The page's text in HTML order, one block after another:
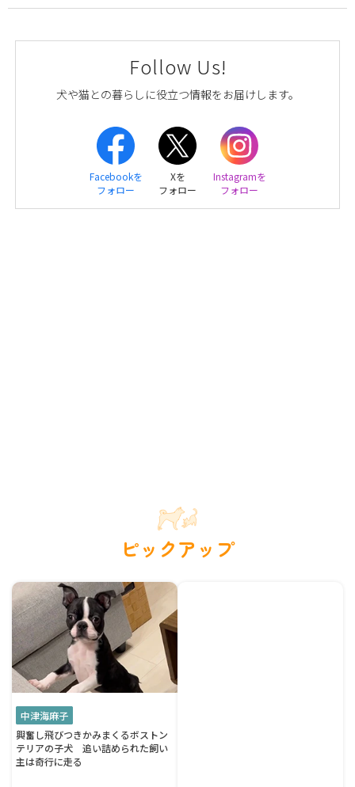
Follow Us!
犬や猫との暮らしに役立つ情報をお届けします。
Facebookを
フォロー
Xを
フォロー
Instagramを
フォロー
ピックアップ
中津海麻子
興奮し飛びつきかみまくるボストン
テリアの子犬 追い詰められた飼い
主は奇行に走る